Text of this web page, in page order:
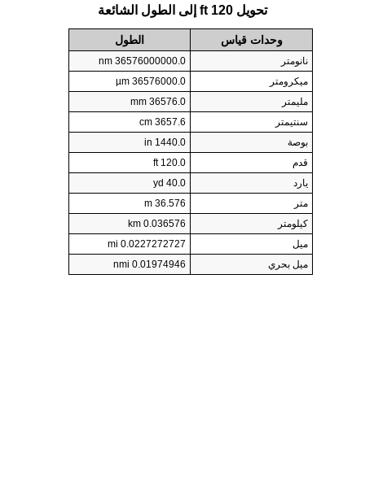
تحويل 120 ft إلى الطول الشائعة
وحدات قياس الطول
نانومتر
36576000000.0 nm
ميكرومتر
36576000.0 µm
مليمتر
36576.0 mm
سنتيمتر
3657.6 cm
بوصة
1440.0 in
قدم
120.0 ft
يارد
40.0 yd
متر
36.576 m
كيلومتر
0.036576 km
ميل
0.0227272727 mi
ميل بحري
0.01974946 nmi